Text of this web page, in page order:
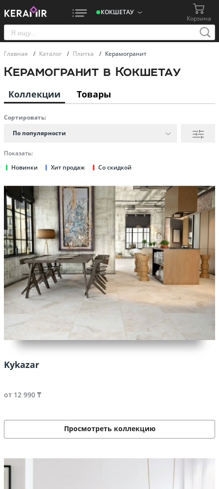
КОКШЕТАУ
Корзина
Главная / Каталог / Плитка / Керамогранит
Керамогранит в Кокшетау
Коллекции Товары
Сортировать:
По популярности
Показать:
Новинки
Хит продаж Со скидкой
Kykazar
от 12 990 ₸
Просмотреть коллекцию